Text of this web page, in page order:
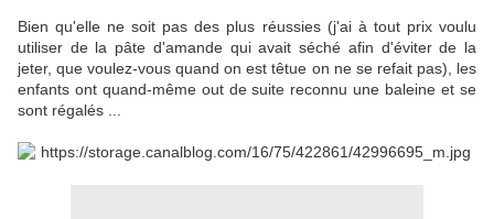
Bien qu'elle ne soit pas des plus réussies (j'ai à tout prix voulu
utiliser de la pâte d'amande qui avait séché afin d'éviter de la
jeter, que voulez-vous quand on est têtue on ne se refait pas), les
enfants ont quand-même out de suite reconnu une baleine et se
sont régalés ...